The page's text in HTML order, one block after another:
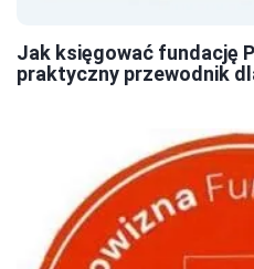
Jak księgować fundację
praktyczny przewodnik